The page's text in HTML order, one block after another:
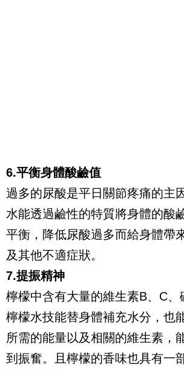
6.平衡身體酸鹼值
過多的尿酸是平日關節疼痛的主
水能透過鹼性的特質將身體的酸
平衡，降低尿酸過多而給身體帶
及其他不適症狀。
7.提振精神
檸檬中含有大量的維生素B、C、
檸檬水技能替身體補充水分，也
所需的能量以及相關的維生素，
到振奮。且檸檬的香味也具有一